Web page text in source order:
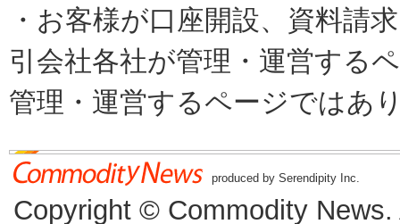
・お客様が口座開設、資料請
引会社各社が管理・運営する
管理・運営するページではあ
produced by Serendipity Inc.
Copyright © Commodity